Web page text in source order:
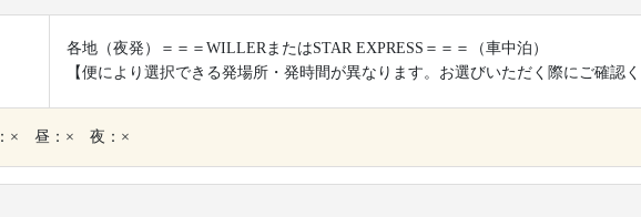
各地（夜発）＝＝＝WILLERまたはSTAR EXPRESS＝＝＝（車中泊）
【便により選択できる発場所・発時間が異なります。お選びいただく際にご確認く
× 昼：× 夜：×